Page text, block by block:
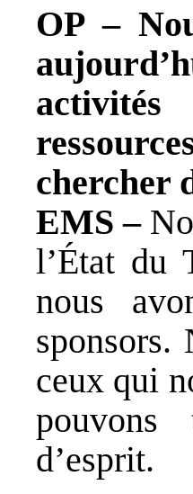
OP –
chercher
EMS –
l’État du
nous
sponsors.
ceux qui
d’esprit.